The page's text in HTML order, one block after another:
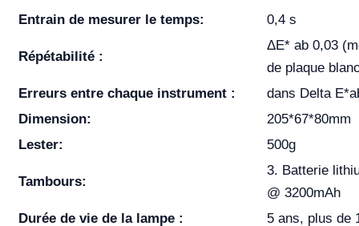
Entrain de mesurer le temps:
0,4 s
Répétabilité :
ΔE* ab 0,03
de plaque
Erreurs entre chaque instrument :
dans Delta
Dimension:
205*67*80mm
Lester:
500g
Tambours:
3. Batterie
@ 3200mAh
Durée de vie de la lampe :
5 ans, plus de